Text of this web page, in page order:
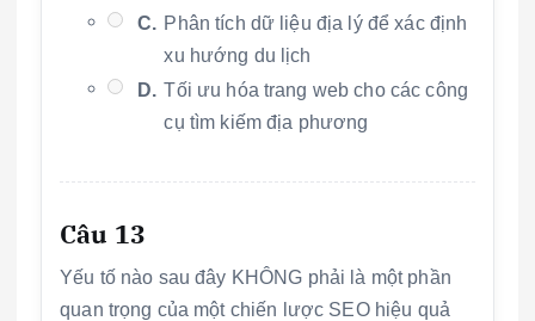
C. Phân tích dữ liệu địa lý để xác định
xu hướng du lịch
D. Tối ưu hóa trang web cho các công
cụ tìm kiếm địa phương
Câu 13
Yếu tố nào sau đây KHÔNG phải là một phần
quan trọng của một chiến lược SEO hiệu quả